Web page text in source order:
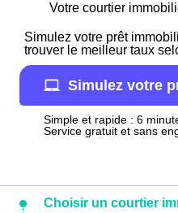
Votre courtier
Simulez votre prêt
trouver le meilleur taux
Simulez votre
Simple et rapide : 6
Service gratuit et sans
Choisir un courtier